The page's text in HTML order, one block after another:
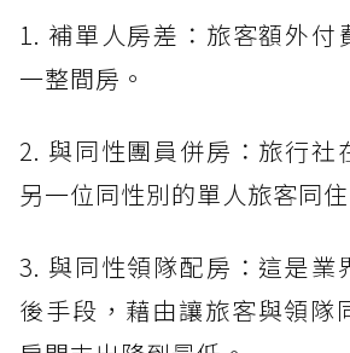
1. 補單人房差：旅客額外付
一整間房。
2. 與同性團員併房：旅行社
另一位同性別的單人旅客同住
3. 與同性領隊配房：這是業
後手段，藉由讓旅客與領隊